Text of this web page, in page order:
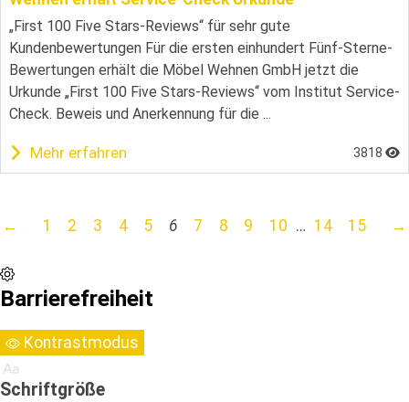
„First 100 Five Stars-Reviews“ für sehr gute
Kundenbewertungen Für die ersten einhundert Fünf-Sterne-
Bewertungen erhält die Möbel Wehnen GmbH jetzt die
Urkunde „First 100 Five Stars-Reviews“ vom Institut Service-
Check. Beweis und Anerkennung für die ...
Mehr erfahren 3818
← 1 2 3 4 5 6 7 8 9 10 … 14 15 →
Barrierefreiheit
Kontrastmodus
Schriftgröße